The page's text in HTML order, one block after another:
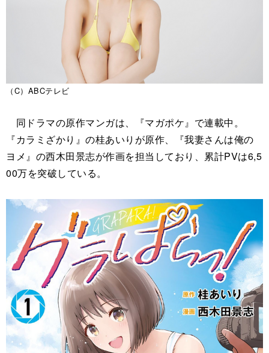
（C）ABCテレビ
同ドラマの原作マンガは、『マガポケ』で連載中。
『カラミざかり』の桂あいりが原作、『我妻さんは俺の
ヨメ』の西木田景志が作画を担当しており、累計PVは6,5
00万を突破している。